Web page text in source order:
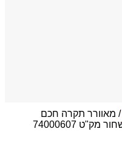
/ מאוורר תקרה חכם